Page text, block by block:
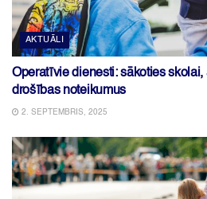
AKTUĀLI
Operatīvie dienesti: sākoties skolai,
drošības noteikumus
2. SEPTEMBRIS, 2025